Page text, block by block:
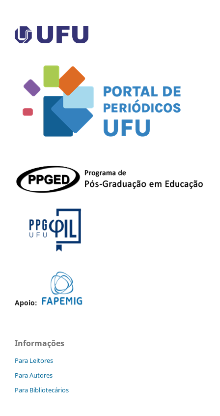
Apoio:
Informações
Para Leitores
Para Autores
Para Bibliotecários